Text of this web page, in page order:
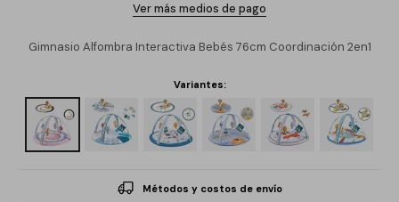
Ver más medios de pago
Gimnasio Alfombra Interactiva Bebés 76cm Coordinación 2en1
Variantes:
Métodos y costos de envío